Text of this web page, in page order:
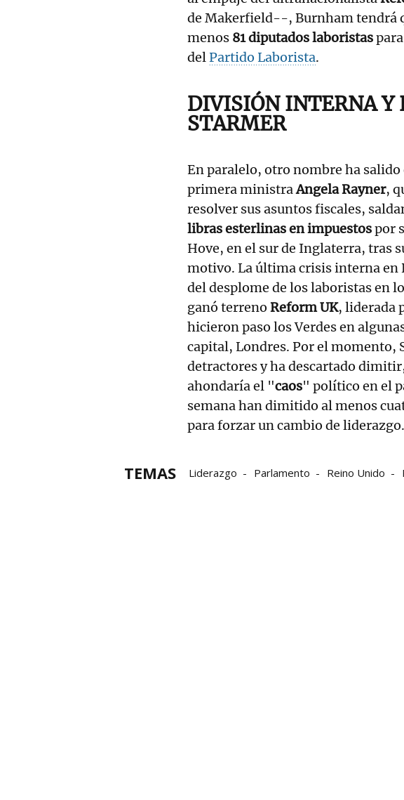
de Makerfield--, Burnham tendrá
menos 81 diputados laboristas
delPartido Laborista.
DIVISIÓN INTERNA Y
STARMER
En paralelo, otro nombre ha
primera ministraAngela Rayner,
resolver sus asuntos fiscales,
libras esterlinas en impuestospor
Hove, en el sur de Inglaterra, tras
motivo. La última crisis interna en
del desplome de los laboristas en
ganó terreno Reform UK, liderada
hicieron paso los Verdes en
capital, Londres. Por el momento,
detractores y ha descartado
ahondaría el "caos" político en el
semana han dimitido al menos
para forzar un cambio de liderazgo.
TEMAS Liderazgo Parlamento Reino Unido